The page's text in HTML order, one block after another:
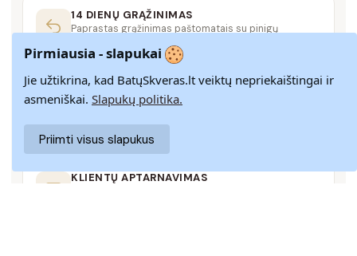
14 DIENŲ GRĄŽINIMAS
Paprastas grąžinimas paštomatais su pinigų
SAUGUS MOKĖJIMAS
SSL šifravimas užtikrina aukščiausią jūsų duomenų
saugumo lygį
KLIENTŲ APTARNAVIMAS
Pirmiausia - slapukai
Jie užtikrina, kad BatųSkveras.lt veiktų nepriekaištingai ir
asmeniškai. Slapukų politika.
Priimti visus slapukus